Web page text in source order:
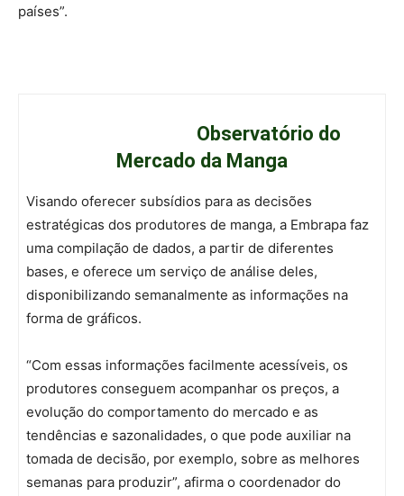
países”.
Observatório do
Mercado da Manga
Visando oferecer subsídios para as decisões
estratégicas dos produtores de manga, a Embrapa faz
uma compilação de dados, a partir de diferentes
bases, e oferece um serviço de análise deles,
disponibilizando semanalmente as informações na
forma de gráficos.
“Com essas informações facilmente acessíveis, os
produtores conseguem acompanhar os preços, a
evolução do comportamento do mercado e as
tendências e sazonalidades, o que pode auxiliar na
tomada de decisão, por exemplo, sobre as melhores
semanas para produzir”, afirma o coordenador do